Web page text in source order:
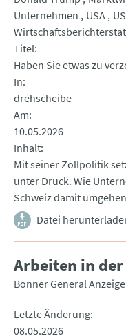
Unternehmen
USA
Titel
Haben Sie etwas zu
In
drehscheibe
Am
10.05.2026
Inhalt
Mit seiner Zollpolitik
unter Druck. Wie
Schweiz damit
Datei
Arbeiten in
Bonner General
Letzte Änderung
08.05.2026